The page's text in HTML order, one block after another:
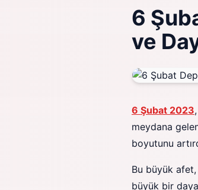
6
ve
6 Şubat 2023
meydana
boyutunu
Bu büyük afet,
büyük bir